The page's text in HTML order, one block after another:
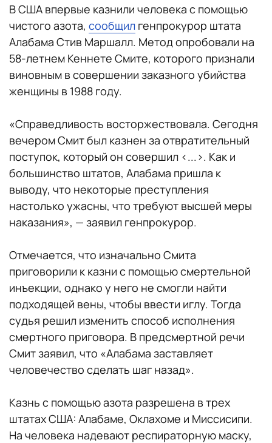
В США впервые казнили человека с помощью
чистого азота, сообщил генпрокурор штата
Алабама Стив Маршалл. Метод опробовали на
58-летнем Кеннете Смите, которого признали
виновным в совершении заказного убийства
женщины в 1988 году.
«Справедливость восторжествовала. Сегодня
вечером Смит был казнен за отвратительный
поступок, который он совершил <...>. Как и
большинство штатов, Алабама пришла к
выводу, что некоторые преступления
настолько ужасны, что требуют высшей меры
наказания», — заявил генпрокурор.
Отмечается, что изначально Смита
приговорили к казни с помощью смертельной
инъекции, однако у него не смогли найти
подходящей вены, чтобы ввести иглу. Тогда
судья решил изменить способ исполнения
смертного приговора. В предсмертной речи
Смит заявил, что «Алабама заставляет
человечество сделать шаг назад».
Казнь с помощью азота разрешена в трех
штатах США: Алабаме, Оклахоме и Миссисипи.
На человека надевают респираторную маску,